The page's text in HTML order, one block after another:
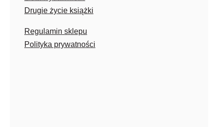
Drugie życie książki
Regulamin sklepu
Polityka prywatności